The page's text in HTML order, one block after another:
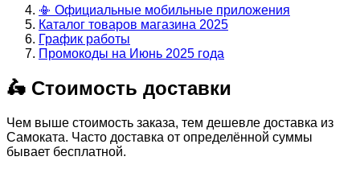
📳 Официальные мобильные приложения
Каталог товаров магазина 2025
График работы
Промокоды на Июнь 2025 года
🛵 Стоимость доставки
Чем выше стоимость заказа, тем дешевле доставка из
Самоката. Часто доставка от определённой суммы
бывает бесплатной.